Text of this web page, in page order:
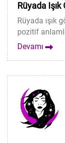
Rüyada Işık
Rüyada ışık
pozitif
Devamı